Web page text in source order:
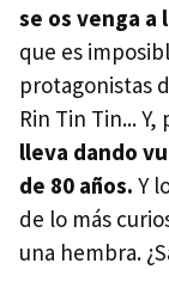
se os venga a
que es
protagonistas
Rin Tin Tin...
lleva dando
de 80 años. Y
de lo más
una hembra.